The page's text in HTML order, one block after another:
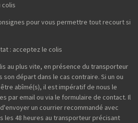
colis
pour vous permettre tout recourt si
: acceptez le colis
au plus vite, en présence du transporteur
départ dans le cas contraire. Si un ou
abîmé(s), il est impératif de nous le
par email ou via le formulaire de contact. Il
un courrier recommandé avec
les 48 heures au transporteur précisant